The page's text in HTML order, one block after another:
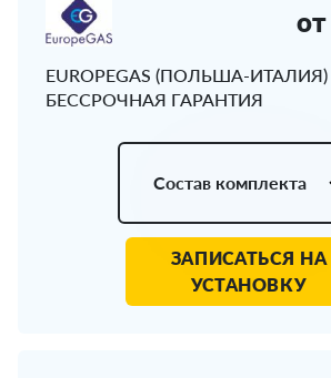
EUROPEGAS (ПОЛЬША-ИТАЛИЯ)
БЕССРОЧНАЯ ГАРАНТИЯ
от
Состав комплекта
ЗАПИСАТЬСЯ НА
УСТАНОВКУ